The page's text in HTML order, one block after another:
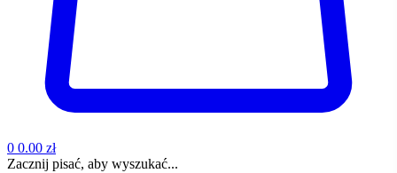
0 0.00 zł
Zacznij pisać, aby wyszukać...